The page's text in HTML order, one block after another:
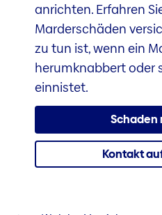
anrichten. Erfahren
Marderschäden
zu tun ist, wenn ein
herumknabbert oder
einnistet.
Schaden
Kontakt